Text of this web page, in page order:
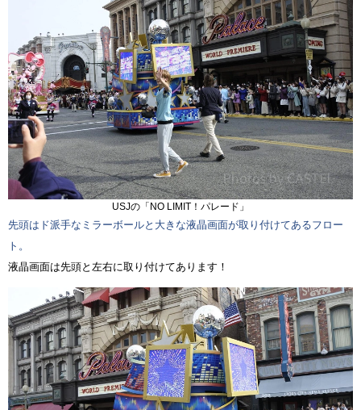
USJの「NO LIMIT！パレード」
先頭はド派手なミラーボールと大きな液晶画面が取り付けてあるフロー
ト。
液晶画面は先頭と左右に取り付けてあります！